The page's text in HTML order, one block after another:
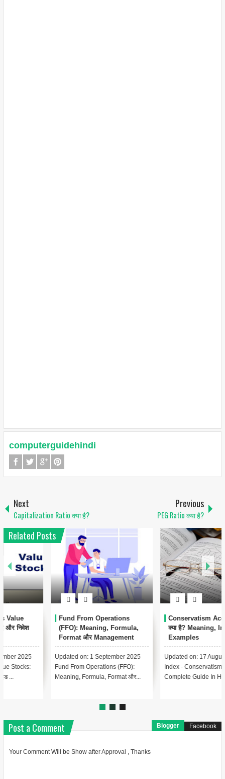
computerguidehindi
Next
Capitalization Ratio क्या है?
Previous
PEG Ratio क्या है?
Related Posts
Conservatism Accounting
क्या है? Meaning, Importance,
Updated on: 17 August 2025 📑
Index - Conservatism Accounting
Complete Guide In Hindi Le...
1
Automated Clearing House
(ACH) क्या है? – पूरी जानकारी हिंदी
में
Updated on: 17 August 2025 📚
Index – Automated Clearing
House (ACH) क्या है? Lesson 1:...
Post a Comment Blogger Facebook
Your Comment Will be Show after Approval , Thanks